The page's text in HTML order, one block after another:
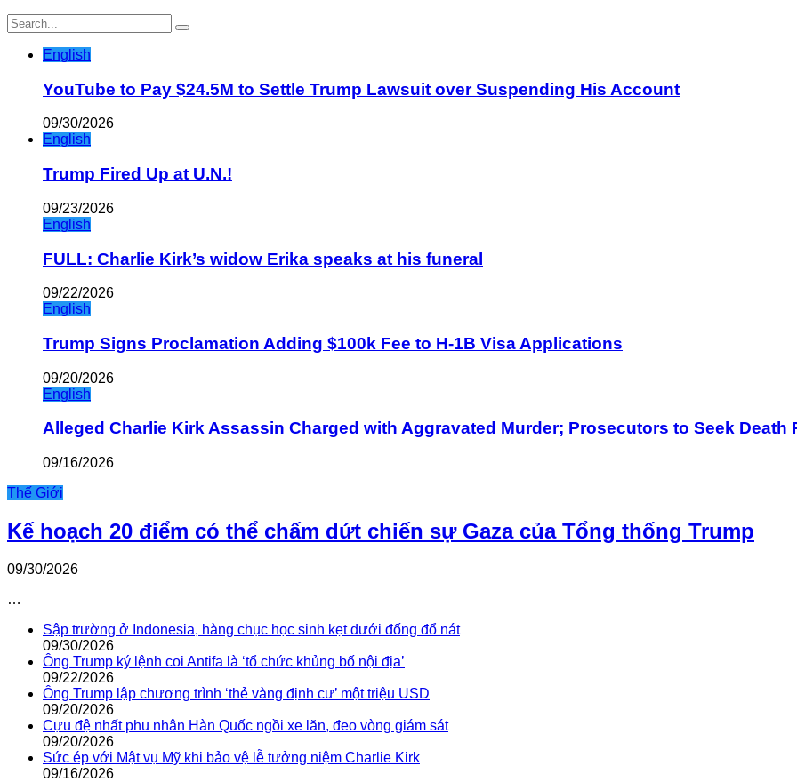
English
YouTube to Pay $24.5M to Settle Trump Lawsuit over Suspending His Account
09/30/2026
English
Trump Fired Up at U.N.!
09/23/2026
English
FULL: Charlie Kirk’s widow Erika speaks at his funeral
09/22/2026
English
Trump Signs Proclamation Adding $100k Fee to H-1B Visa Applications
09/20/2026
English
Alleged Charlie Kirk Assassin Charged with Aggravated Murder; Prosecutors to Seek Death
09/16/2026
Thế Giới
Kế hoạch 20 điểm có thể chấm dứt chiến sự Gaza của Tổng thống Trump
09/30/2026
…
Sập trường ở Indonesia, hàng chục học sinh kẹt dưới đống đổ nát
09/30/2026
Ông Trump ký lệnh coi Antifa là ‘tổ chức khủng bố nội địa’
09/22/2026
Ông Trump lập chương trình ‘thẻ vàng định cư’ một triệu USD
09/20/2026
Cựu đệ nhất phu nhân Hàn Quốc ngồi xe lăn, đeo vòng giám sát
09/20/2026
Sức ép với Mật vụ Mỹ khi bảo vệ lễ tưởng niệm Charlie Kirk
09/16/2026